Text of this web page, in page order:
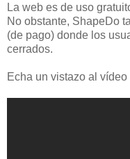
La web es de uso
No obstante, ShapeDo
(de pago) donde los
cerrados.
Echa un vistazo al